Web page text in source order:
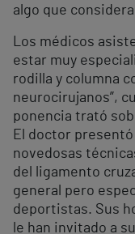
algo que
Los médicos
estar muy
rodilla y columna
neurocirujanos”,
ponencia trató
El doctor
novedosas
del ligamento
general pero
deportistas. Sus
le han invitado a